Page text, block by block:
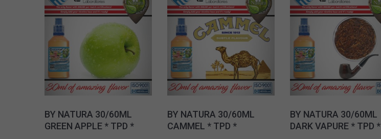
BY NATURA 30/60ML
GREEN APPLE * TPD *
BY NATURA 30/60ML
CAMMEL * TPD *
BY NATURA 30/60ML
DARK VAPURE * TPD *